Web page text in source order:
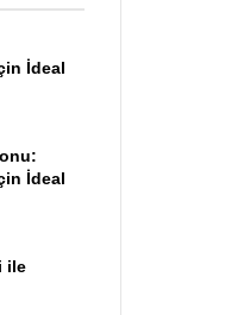
İdeal
İdeal
ile